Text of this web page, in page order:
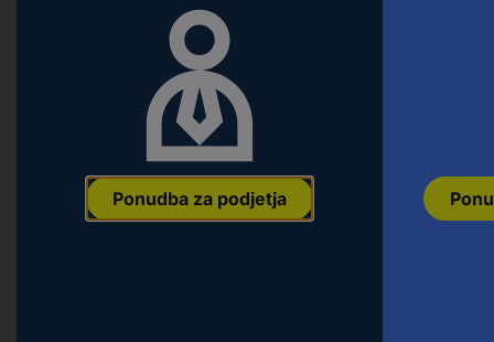
Ponudba za podjetja
Orodje & Delavnica
Klingspor CS 310 X 11566 brusilni
4014855039432 Koda proizvajalca: Št. izdelka: